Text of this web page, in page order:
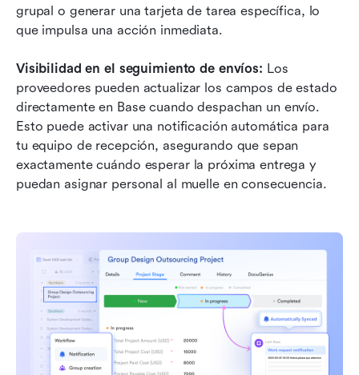
grupal o generar una tarjeta de tarea específica, lo
que impulsa una acción inmediata.
Visibilidad en el seguimiento de envíos: Los
proveedores pueden actualizar los campos de estado
directamente en Base cuando despachan un envío.
Esto puede activar una notificación automática para
tu equipo de recepción, asegurando que sepan
exactamente cuándo esperar la próxima entrega y
puedan asignar personal al muelle en consecuencia.